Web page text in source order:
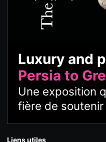
Luxury and
Persia to
Une exposition
fière de soutenir
Liens utiles